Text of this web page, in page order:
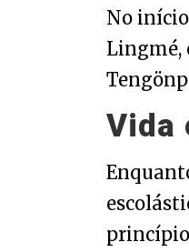
No
Lingmé,
Vida